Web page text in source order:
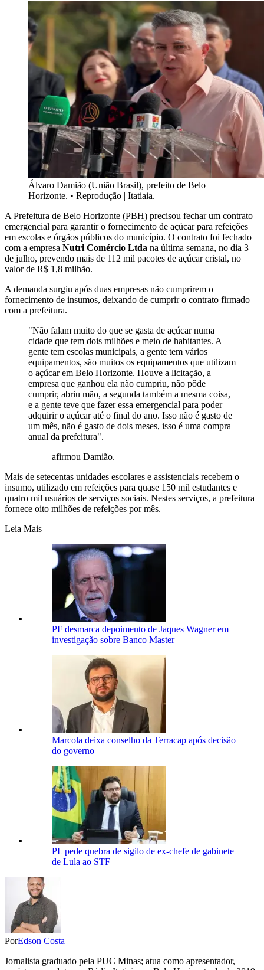
Álvaro Damião (União Brasil), prefeito de Belo
Horizonte. • Reprodução | Itatiaia.
A Prefeitura de Belo Horizonte (PBH) precisou fechar um contrato
emergencial para garantir o fornecimento de açúcar para refeições
em escolas e órgãos públicos do município. O contrato foi fechado
com a empresa Nutri Comércio Ltda na última semana, no dia 3
de julho, prevendo mais de 112 mil pacotes de açúcar cristal, no
valor de R$ 1,8 milhão.
A demanda surgiu após duas empresas não cumprirem o
fornecimento de insumos, deixando de cumprir o contrato firmado
com a prefeitura.
"Não falam muito do que se gasta de açúcar numa
cidade que tem dois milhões e meio de habitantes. A
gente tem escolas municipais, a gente tem vários
equipamentos, são muitos os equipamentos que utilizam
o açúcar em Belo Horizonte. Houve a licitação, a
empresa que ganhou ela não cumpriu, não pôde
cumprir, abriu mão, a segunda também a mesma coisa,
e a gente teve que fazer essa emergencial para poder
adquirir o açúcar até o final do ano. Isso não é gasto de
um mês, não é gasto de dois meses, isso é uma compra
anual da prefeitura".
— — afirmou Damião.
Mais de setecentas unidades escolares e assistenciais recebem o
insumo, utilizado em refeições para quase 150 mil estudantes e
quatro mil usuários de serviços sociais. Nestes serviços, a prefeitura
fornece oito milhões de refeições por mês.
Leia Mais
PF desmarca depoimento de Jaques Wagner em
investigação sobre Banco Master
Marcola deixa conselho da Terracap após decisão
do governo
PL pede quebra de sigilo de ex-chefe de gabinete
de Lula ao STF
PorEdson Costa
Jornalista graduado pela PUC Minas; atua como apresentador,